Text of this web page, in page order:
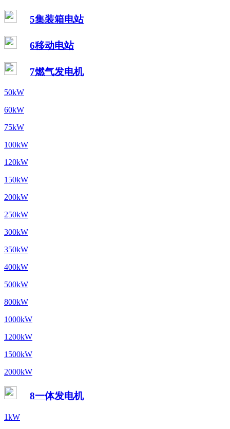
5集装箱电站
6移动电站
7燃气发电机
50kW
60kW
75kW
100kW
120kW
150kW
200kW
250kW
300kW
350kW
400kW
500kW
800kW
1000kW
1200kW
1500kW
2000kW
8一体发电机
1kW